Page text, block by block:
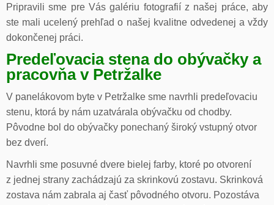
Pripravili sme pre Vás galériu fotografií z našej práce, aby
ste mali ucelený prehľad o našej kvalitne odvedenej a vždy
dokončenej práci.
Predeľovacia stena do obývačky a
pracovňa v Petržalke
V panelákovom byte v Petržalke sme navrhli predeľovaciu
stenu, ktorá by nám uzatvárala obývačku od chodby.
Pôvodne bol do obývačky ponechaný široký vstupný otvor
bez dverí.
Navrhli sme posuvné dvere bielej farby, ktoré po otvorení
z jednej strany zachádzajú za skrinkovú zostavu. Skrinková
zostava nám zabrala aj časť pôvodného otvoru. Pozostáva